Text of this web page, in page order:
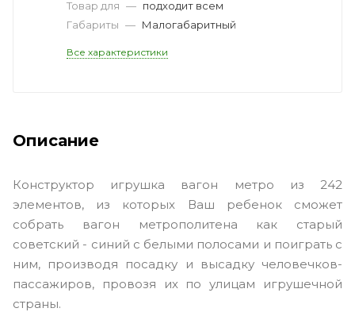
Товар для — подходит всем
Габариты — Малогабаритный
Все характеристики
Описание
Конструктор игрушка вагон метро из 242
элементов, из которых Ваш ребенок сможет
собрать вагон метрополитена как старый
советский - синий с белыми полосами и поиграть с
ним, производя посадку и высадку человечков-
пассажиров, провозя их по улицам игрушечной
страны.